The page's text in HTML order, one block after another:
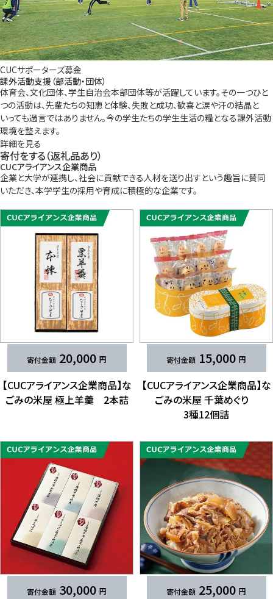
CUCサポーターズ募金
課外活動支援（部活動・団体）
体育会、文化団体、学生自治会本部団体等が活躍しています。その一つひと
つの活動は、先輩たちの知恵と体験、失敗と成功、歓喜と涙や汗の結晶と
いっても過言ではありません。今の学生たちの学生生活の糧となる課外活動
環境を整えます。
詳細を見る
寄付をする（返礼品あり）
CUCアライアンス企業商品
企業と大学が連携し、社会に貢献できる人材を送り出すという趣旨に賛同
いただき、本学学生の採用や育成に積極的な企業です。
20,000
【CUCアライアンス企業商品】な​​​
ごみの​​​米屋 極上羊羹 2本詰
15,000
【CUCアライアンス企業商品】な​​​
ごみの​​​米屋 ​千葉めぐり
3種12個詰
30,000 25,000